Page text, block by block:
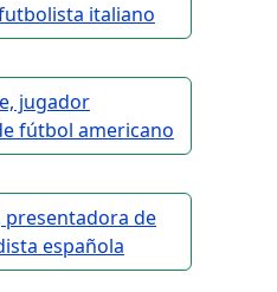
italiano
jugador
fútbol americano
presentadora de
española